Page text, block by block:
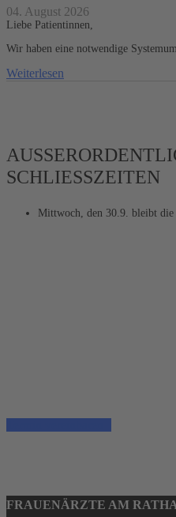
04. August 2026
Liebe Patientinnen,
Wir haben eine notwendige
Weiterlesen
CHLIESSZEITEN
Mittwoch, den 30.9. bleibt die
FRAUENÄRZTE AM